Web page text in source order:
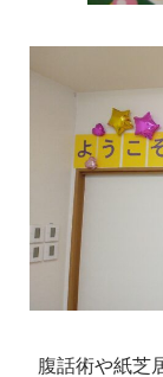
腹話術や紙芝